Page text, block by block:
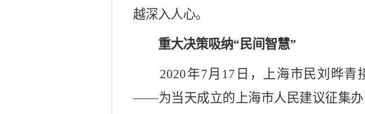
越深入人心。
重大决策吸纳“民间智慧”
2020年7月17日，上海市民刘晔青
——为当天成立的上海市人民建议征集办